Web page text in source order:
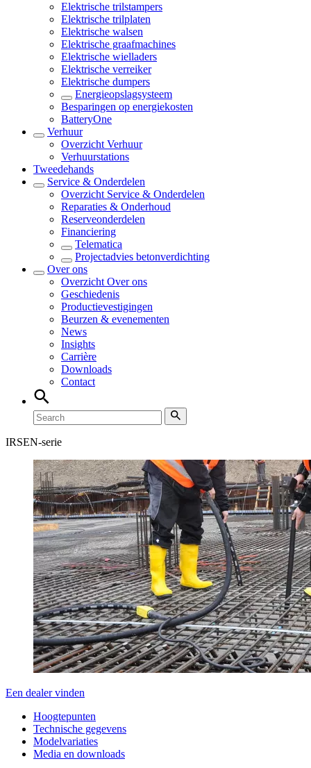
Elektrische trilstampers
Elektrische trilplaten
Elektrische walsen
Elektrische graafmachines
Elektrische wielladers
Elektrische verreiker
Elektrische dumpers
Energieopslagsysteem
Besparingen op energiekosten
BatteryOne
Verhuur
Overzicht Verhuur
Verhuurstations
Tweedehands
Service & Onderdelen
Overzicht Service & Onderdelen
Reparaties & Onderhoud
Reserveonderdelen
Financiering
Telematica
Projectadvies betonverdichting
Over ons
Overzicht Over ons
Geschiedenis
Productievestigingen
Beurzen & evenementen
News
Insights
Carrière
Downloads
Contact
IRSEN-serie
Een dealer vinden
Hoogtepunten
Technische gegevens
Modelvariaties
Media en downloads